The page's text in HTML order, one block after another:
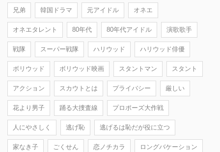
兄弟 韓国ドラマ 元アイドル オネエ
オネエタレント 80年代 80年代アイドル 演歌歌手
戦隊 スーパー戦隊 ハリウッド ハリウッド俳優
ボリウッド ボリウッド映画 スタントマン スタント
アクション スカウトとは プライバシー 厳しい
花より男子 踊る大捜査線 プロポーズ大作戦
人にやさしく 逃げ恥 逃げるは恥だが役に立つ
家なき子 ごくせん 恋ノチカラ ロングバケーション